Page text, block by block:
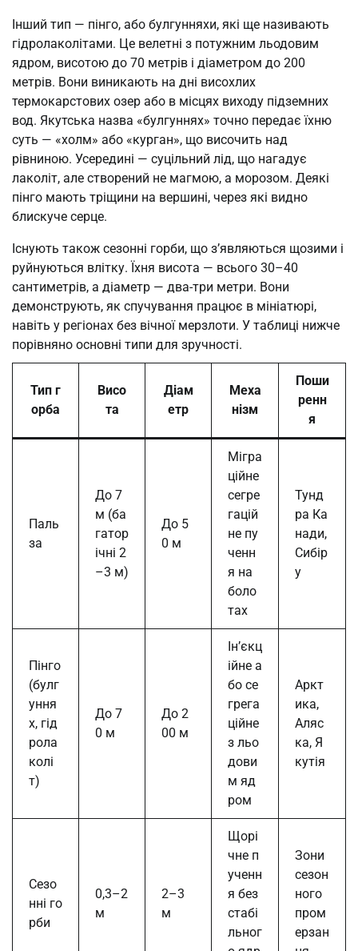
Інший тип — пінго, або булгунняхи, які ще називають
гідролаколітами. Це велетні з потужним льодовим
ядром, висотою до 70 метрів і діаметром до 200
метрів. Вони виникають на дні висохлих
термокарстових озер або в місцях виходу підземних
вод. Якутська назва «булгуннях» точно передає їхню
суть — «холм» або «курган», що височить над
рівниною. Усередині — суцільний лід, що нагадує
лаколіт, але створений не магмою, а морозом. Деякі
пінго мають тріщини на вершині, через які видно
блискуче серце.
Існують також сезонні горби, що з’являються щозими і
руйнуються влітку. Їхня висота — всього 30–40
сантиметрів, а діаметр — два-три метри. Вони
демонструють, як спучування працює в мініатюрі,
навіть у регіонах без вічної мерзлоти. У таблиці нижче
порівняно основні типи для зручності.
Тип г
орба
Висо
та
Діам
етр
Меха
нізм
Поши
ренн
я
Паль
за
До 7
м (ба
гатор
ічні 2
–3 м)
До 5
0 м
Мігра
ційне
сегре
гацій
не пу
ченн
я на
боло
тах
Тунд
ра Ка
нади,
Сибір
у
Пінго
(булг
уння
х, гід
рола
колі
т)
До 7
0 м
До 2
00 м
Ін’єкц
ійне а
бо се
грега
ційне
з льо
дови
м яд
ром
Аркт
ика,
Аляс
ка, Я
кутія
Сезо
нні го
рби
0,3–2
м
2–3
м
Щорі
чне п
ученн
я без
стабі
льног
Зони
сезон
ного
пром
ерзан